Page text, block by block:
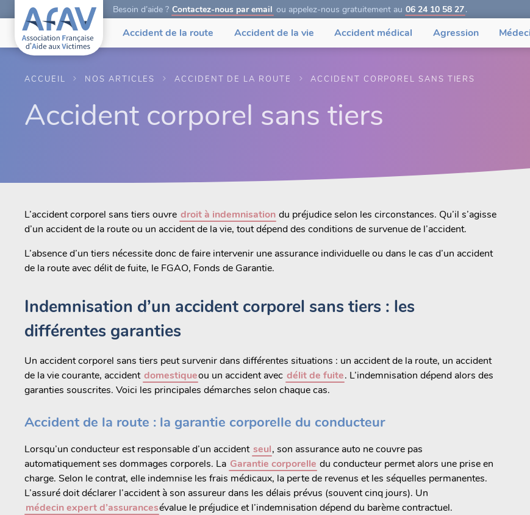
Besoin d’aide ? Contactez-nous par email ou appelez-nous gratuitement au 06 24 10 58 27.
Accident de la route Accident de la vie Accident médical Agression
ACCUEIL NOS ARTICLES ACCIDENT DE LA ROUTE ACCIDENT CORPOREL SANS TIERS
Accident corporel sans tiers
L’accident corporel sans tiers ouvre droit à indemnisation du préjudice selon les circonstances. Qu’il s’agisse
d’un accident de la route ou un accident de la vie, tout dépend des conditions de survenue de l’accident.
L’absence d’un tiers nécessite donc de faire intervenir une assurance individuelle ou dans le cas d’un accident
de la route avec délit de fuite, le FGAO, Fonds de Garantie.
Indemnisation d’un accident corporel sans tiers : les
différentes garanties
Un accident corporel sans tiers peut survenir dans différentes situations : un accident de la route, un accident
de la vie courante, accident domestiqueou un accident avec délit de fuite. L’indemnisation dépend alors des
garanties souscrites. Voici les principales démarches selon chaque cas.
Accident de la route : la garantie corporelle du conducteur
Lorsqu’un conducteur est responsable d’un accident seul, son assurance auto ne couvre pas
automatiquement ses dommages corporels. La Garantie corporelle du conducteur permet alors une prise en
charge. Selon le contrat, elle indemnise les frais médicaux, la perte de revenus et les séquelles permanentes.
L’assuré doit déclarer l’accident à son assureur dans les délais prévus (souvent cinq jours). Un
médecin expert d’assurancesévalue le préjudice et l’indemnisation dépend du barème contractuel.